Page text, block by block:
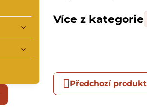
Více z kategorie
Předchozí produkt